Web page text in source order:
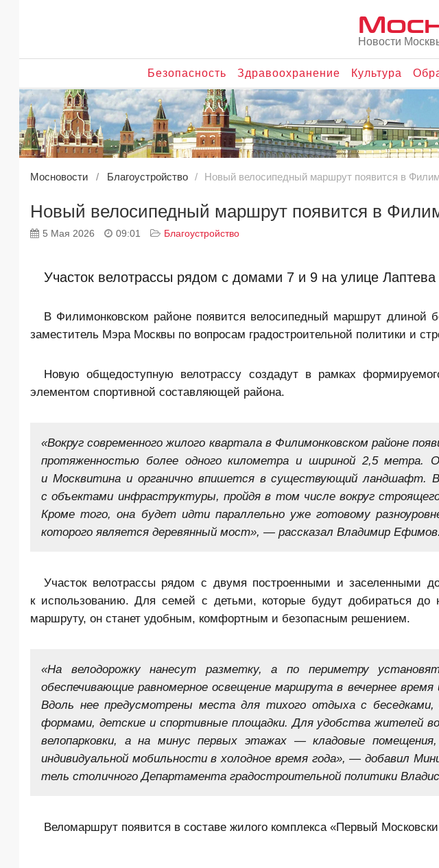
Новости
Безопасность Здравоохранение Культура
Мосновости Благоустройство Новый велосипедный маршрут появится в
Новый велосипедный маршрут появится в
5 Мая 2026 09:01 Благоустройство
Участок велотрассы рядом с домами 7 и 9 на улице Лаптева
В Филимонковском районе появится велосипедный маршрут длиной
заместитель Мэра Москвы по вопросам градостроительной политики и
Новую общедоступную велотрассу создадут в рамках
элементом спортивной составляющей района.
«Вокруг современного жилого квартала в Филимонковском районе
протяженностью более одного километра и шириной 2,5 метра.
и Москвитина и органично впишется в существующий ланд­шафт.
с объектами инфраструктуры, пройдя в том числе вокруг
Кроме того, она будет идти параллельно уже готовому
которого яв­ляется деревянный мост», — рассказал Владимир Ефимов.
Участок велотрассы рядом с двумя построенными и заселенными
к использованию. Для семей с детьми, которые будут добираться до
маршруту, он станет удобным, комфортным и безопас­ным решением.
«На велодорожку нанесут разметку, а по периметру
обеспечивающие равномерное освещение маршрута в вечернее
Вдоль нее предусмотрены места для тихого отдыха с
формами, детские и спортивные площадки. Для удобства жителей во
велопарковки, а на минус пер­вых этажах — кладовые
индивидуальной мобильности в холодное время года», — добавил
тель столичного Департамента градостроительной политики
Веломаршрут появится в составе жилого комплекса «Первый